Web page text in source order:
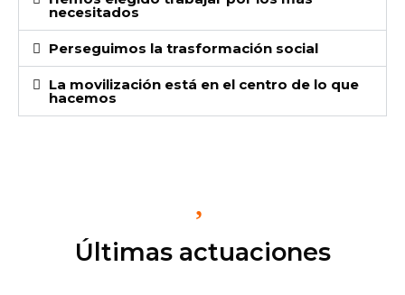
necesitados
Perseguimos la trasformación social
La movilización está en el centro de lo que
hacemos
Últimas actuaciones